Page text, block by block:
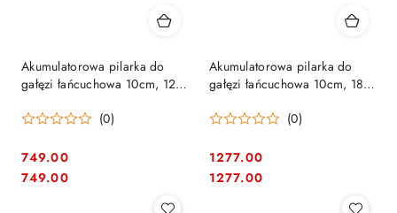
Akumulatorowa pilarka do
gałęzi łańcuchowa 10cm, 12V
[UC100DZ01] Li-Ion, CXT
(0)
Cena:
749.00
Cena:
749.00
Akumulatorowa pilarka do
gałęzi łańcuchowa 10cm, 18V,
Li-Ion, LXT + Gratis rękawice
(0)
Cena:
1277.00
Cena:
1277.00